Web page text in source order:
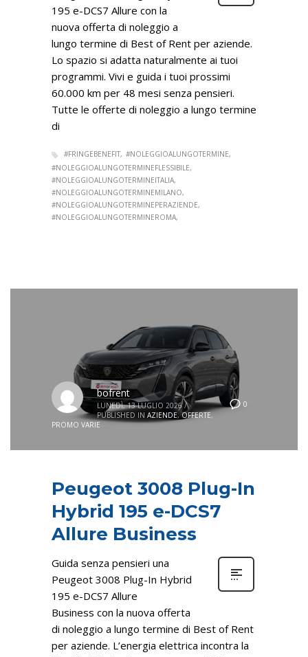
195 e-DCS7 Allure con la
nuova offerta di noleggio a
lungo termine di Best of Rent per aziende.
Lo spazio si adatta naturalmente ai tuoi
programmi. Vivi e guida i tuoi prossimi
60.000 km per 48 mesi senza pensieri.
Tutte le offerte di noleggio a lungo termine
di
#FRINGEBENEFIT #NOLEGGIOALUNGOTERMINE
#NOLEGGIOALUNGOTERMINEFLESSIBILE
#NOLEGGIOALUNGOTERMINEITALIA
#NOLEGGIOALUNGOTERMINEMILANO
#NOLEGGIOALUNGOTERMINEPERAZIENDE
#NOLEGGIOALUNGOTERMINEROMA
0
bofrent
LUNEDÌ, 13 LUGLIO 2026 /
PUBLISHED IN AZIENDE,OFFERTE,
PROMO VARIE
Peugeot 3008 Plug-In
Hybrid 195 e-DCS7
Allure Business
Guida senza pensieri una
Peugeot 3008 Plug-In Hybrid
195 e-DCS7 Allure
Business con la nuova offerta
di noleggio a lungo termine di Best of Rent
per aziende. L’energia elettrica incontra la